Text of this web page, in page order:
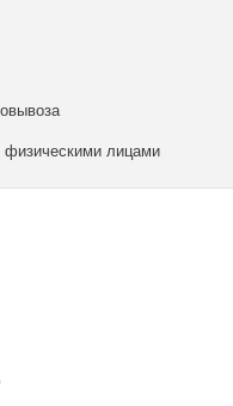
физическими лицами